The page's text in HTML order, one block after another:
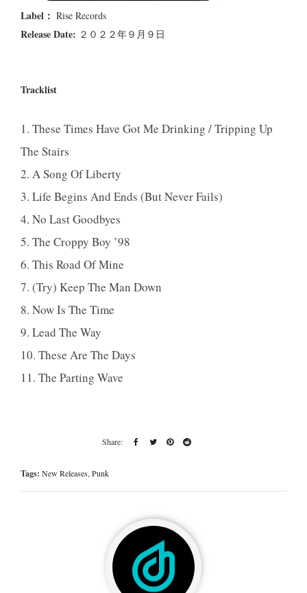
Label： Rise Records
Release Date: ２０２２年９月９日
Tracklist
1. These Times Have Got Me Drinking / Tripping Up
The Stairs
2. A Song Of Liberty
3. Life Begins And Ends (But Never Fails)
4. No Last Goodbyes
5. The Croppy Boy ’98
6. This Road Of Mine
7. (Try) Keep The Man Down
8. Now Is The Time
9. Lead The Way
10. These Are The Days
11. The Parting Wave
Tags: New Releases,Punk